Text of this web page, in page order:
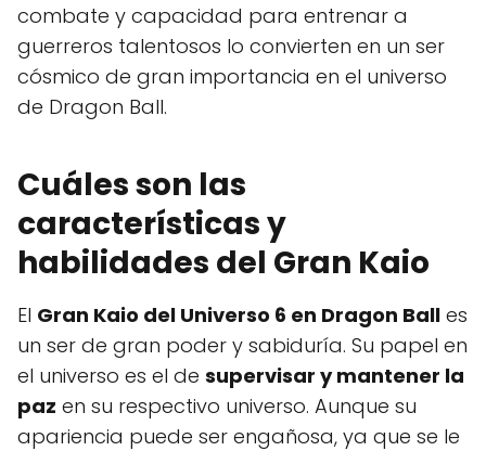
combate y capacidad para entrenar a
guerreros talentosos lo convierten en un ser
cósmico de gran importancia en el universo
de Dragon Ball.
Cuáles son las
características y
habilidades del Gran Kaio
El Gran Kaio del Universo 6 en Dragon Ball es
un ser de gran poder y sabiduría. Su papel en
el universo es el de supervisar y mantener la
paz en su respectivo universo. Aunque su
apariencia puede ser engañosa, ya que se le